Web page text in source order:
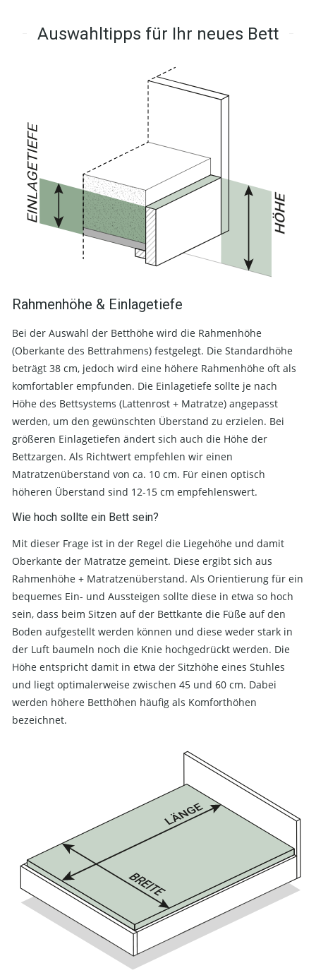
Auswahltipps für Ihr neues Bett
Rahmenhöhe & Einlagetiefe
Bei der Auswahl der Betthöhe wird die Rahmenhöhe
(Oberkante des Bettrahmens) festgelegt. Die Standardhöhe
beträgt 38 cm, jedoch wird eine höhere Rahmenhöhe oft als
komfortabler empfunden. Die Einlagetiefe sollte je nach
Höhe des Bettsystems (Lattenrost + Matratze) angepasst
werden, um den gewünschten Überstand zu erzielen. Bei
größeren Einlagetiefen ändert sich auch die Höhe der
Bettzargen. Als Richtwert empfehlen wir einen
Matratzenüberstand von ca. 10 cm. Für einen optisch
höheren Überstand sind 12-15 cm empfehlenswert.
Wie hoch sollte ein Bett sein?
Mit dieser Frage ist in der Regel die Liegehöhe und damit
Oberkante der Matratze gemeint. Diese ergibt sich aus
Rahmenhöhe + Matratzenüberstand. Als Orientierung für ein
bequemes Ein- und Aussteigen sollte diese in etwa so hoch
sein, dass beim Sitzen auf der Bettkante die Füße auf den
Boden aufgestellt werden können und diese weder stark in
der Luft baumeln noch die Knie hochgedrückt werden. Die
Höhe entspricht damit in etwa der Sitzhöhe eines Stuhles
und liegt optimalerweise zwischen 45 und 60 cm. Dabei
werden höhere Betthöhen häufig als Komforthöhen
bezeichnet.